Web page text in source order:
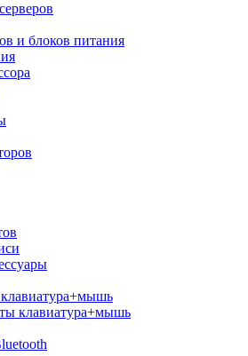
и блоков питания
клавиатура+мышь